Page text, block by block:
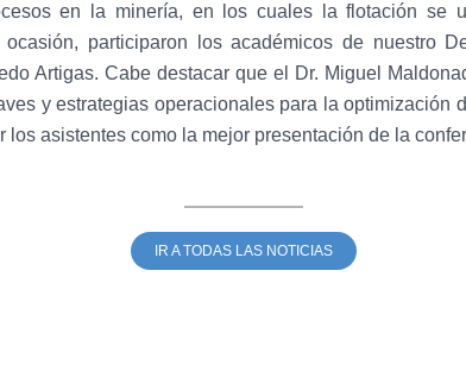
en la minería, en los cuales la flotación se
participaron los académicos de nuestro
Artigas. Cabe destacar que el Dr. Miguel
y estrategias operacionales para la optimización
los asistentes como la mejor presentación de la
IR A TODAS LAS NOTICIAS